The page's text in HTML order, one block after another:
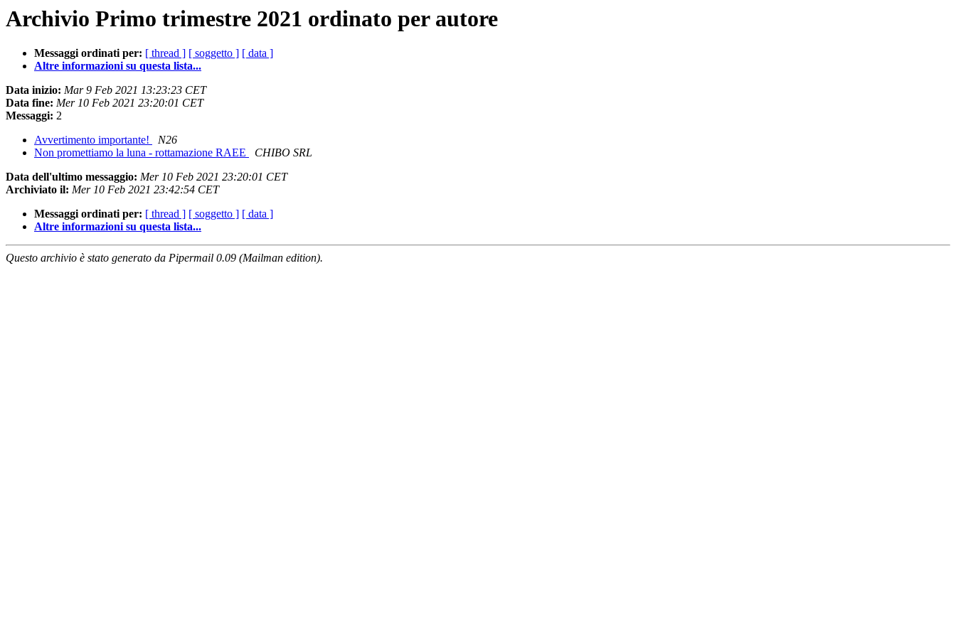
Archivio Primo trimestre 2021 ordinato per autore
Messaggi ordinati per: [ thread ] [ soggetto ] [ data ]
Altre informazioni su questa lista...
Data inizio: Mar 9 Feb 2021 13:23:23 CET
Data fine: Mer 10 Feb 2021 23:20:01 CET
Messaggi: 2
Avvertimento importante!
N26
Non promettiamo la luna - rottamazione RAEE
CHIBO SRL
Data dell'ultimo messaggio: Mer 10 Feb 2021 23:20:01 CET
Archiviato il: Mer 10 Feb 2021 23:42:54 CET
Messaggi ordinati per: [ thread ] [ soggetto ] [ data ]
Altre informazioni su questa lista...
Questo archivio è stato generato da Pipermail 0.09 (Mailman edition).